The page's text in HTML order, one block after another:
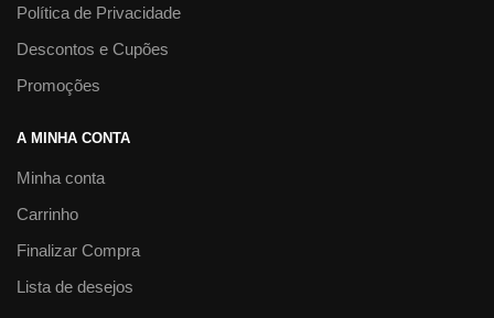
Política de Privacidade
Descontos e Cupões
Promoções
A MINHA CONTA
Minha conta
Carrinho
Finalizar Compra
Lista de desejos